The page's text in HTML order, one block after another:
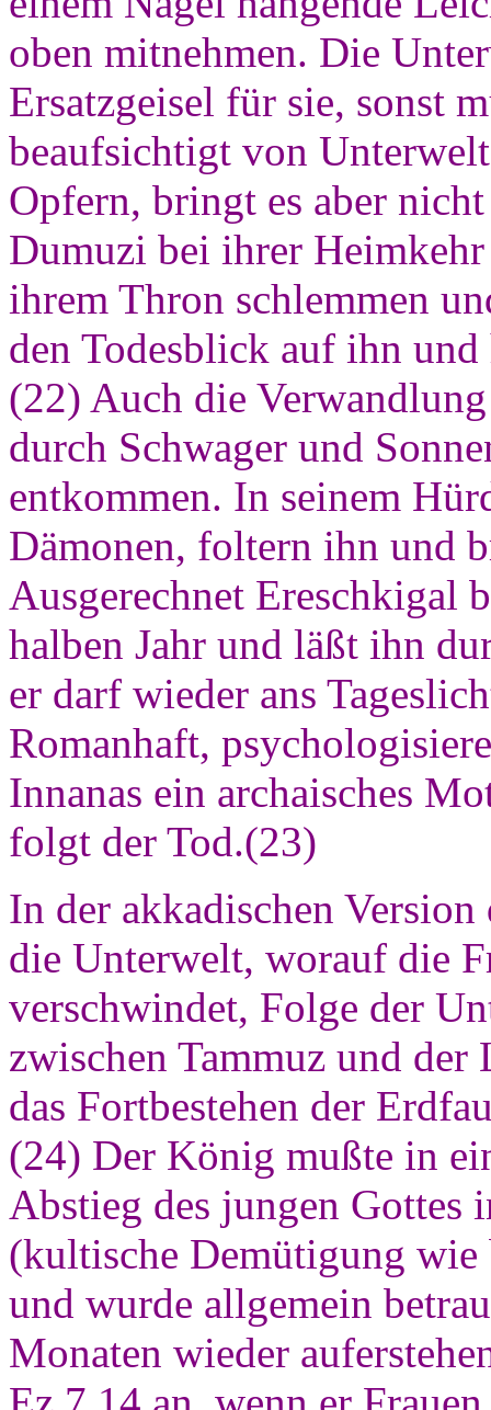
oben mitnehmen. Die
Ersatzgeisel für sie, sonst
beaufsichtigt von
Opfern, bringt es aber
Dumuzi bei ihrer
ihrem Thron schlemmen
den Todesblick auf ihn
(22) Auch die
durch Schwager und
entkommen. In seinem
Dämonen, foltern ihn und
Ausgerechnet Ereschkigal
halben Jahr und läßt ihn
er darf wieder ans
Romanhaft,
Innanas ein archaisches
folgt der Tod.(23)
In der akkadischen
die Unterwelt, worauf die
verschwindet, Folge der
zwischen Tammuz und
das Fortbestehen der
(24) Der König mußte in
Abstieg des jungen Gottes
(kultische Demütigung
und wurde allgemein
Monaten wieder